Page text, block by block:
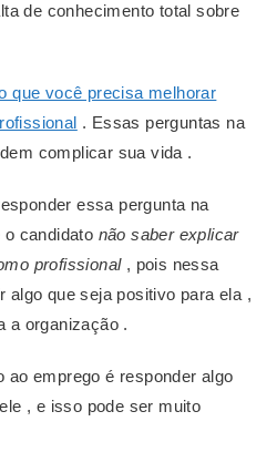
de conhecimento total sobre
que você precisa melhorar
. Essas perguntas na
complicar sua vida .
essa pergunta na
candidato não saber explicar
profissional, pois nessa
algo que seja positivo para ela ,
a organização .
ao emprego é responder algo
, e isso pode ser muito